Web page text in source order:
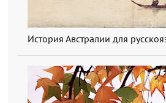
История Австралии для